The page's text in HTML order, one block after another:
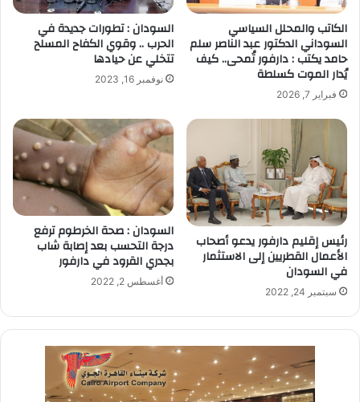
الكاتب والمحلل السياسي
السوداني الدكتور عبد الناصر سلم
حامد يكتب : دارفور تُمحى.. كيف
يُدار الموت كسلطة
فبراير 7, 2026
السودان : تطورات جديدة في
الحرب .. وقوي الكفاح المسلح
تتخلي عن حيادها
نوفمبر 16, 2023
رئيس إقليم دارفور يدعو أصحاب
الأعمال القطريين إلى الاستثمار
في السودان
سبتمبر 24, 2022
السودان : صحة الخرطوم ترفع
درجة التحسب بعد إصابة شاب
بجدري القرود في دارفور
أغسطس 2, 2022